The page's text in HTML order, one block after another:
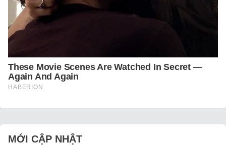
MỚI CẬP NHẬT